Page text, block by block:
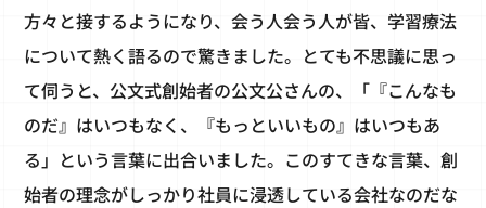
方々と接するようになり、会う人会う人が皆、学習療法
について熱く語るので驚きました。とても不思議に思っ
て伺うと、公文式創始者の公文公さんの、「『こんなも
のだ』はいつもなく、『もっといいもの』はいつもあ
る」という言葉に出合いました。このすてきな言葉、創
始者の理念がしっかり社員に浸透している会社なのだな